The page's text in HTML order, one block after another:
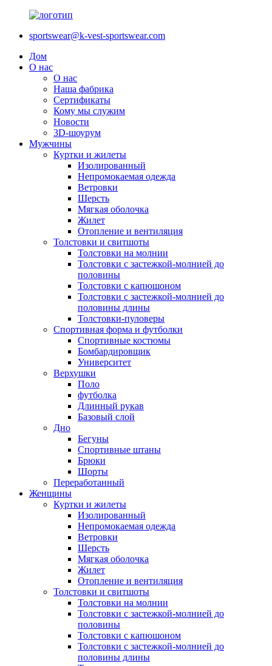
sportswear@k-vest-sportswear.com
Дом
О нас
О нас
Наша фабрика
Сертификаты
Кому мы служим
Новости
3D-шоурум
Мужчины
Куртки и жилеты
Изолированный
Непромокаемая одежда
Ветровки
Шерсть
Мягкая оболочка
Жилет
Отопление и вентиляция
Толстовки и свитшоты
Толстовки на молнии
Толстовки с застежкой-молнией до
половины
Толстовки с капюшоном
Толстовки с застежкой-молнией до
половины длины
Толстовки-пуловеры
Спортивная форма и футболки
Спортивные костюмы
Бомбардировщик
Университет
Верхушки
Поло
футболка
Длинный рукав
Базовый слой
Дно
Бегуны
Спортивные штаны
Брюки
Шорты
Переработанный
Женщины
Куртки и жилеты
Изолированный
Непромокаемая одежда
Ветровки
Шерсть
Мягкая оболочка
Жилет
Отопление и вентиляция
Толстовки и свитшоты
Толстовки на молнии
Толстовки с застежкой-молнией до
половины
Толстовки с капюшоном
Толстовки с застежкой-молнией до
половины длины